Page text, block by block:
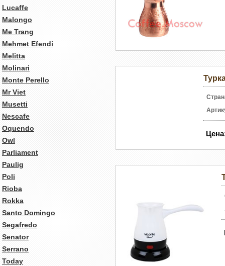
Lucaffe
Malongo
Me Trang
Mehmet Efendi
Melitta
Molinari
Monte Perello
Mr Viet
Musetti
Nescafe
Oquendo
Owl
Parliament
Paulig
Poli
Rioba
Rokka
Santo Domingo
Segafredo
Senator
Serrano
Today